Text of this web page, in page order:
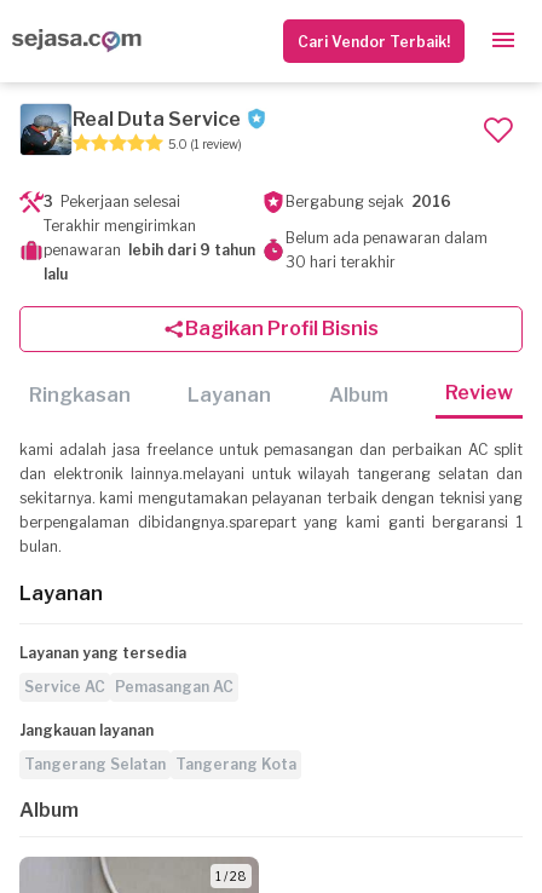
Cari Vendor Terbaik!
Real Duta Service
5.0 (1 review)
3 Pekerjaan selesai Bergabung sejak 2016
Terakhir mengirimkan
penawaran
lebih dari 9 tahun
lalu
Belum ada penawaran dalam
30 hari terakhir
Bagikan Profil Bisnis
Ringkasan Layanan Album Review
kami adalah jasa freelance untuk pemasangan dan perbaikan AC split
dan elektronik lainnya.melayani untuk wilayah tangerang selatan dan
sekitarnya. kami mengutamakan pelayanan terbaik dengan teknisi yang
berpengalaman dibidangnya.sparepart yang kami ganti bergaransi 1
bulan.
Layanan
Layanan yang tersedia
Service AC
Pemasangan AC
Jangkauan layanan
Tangerang Selatan Tangerang Kota
Album
1 / 28